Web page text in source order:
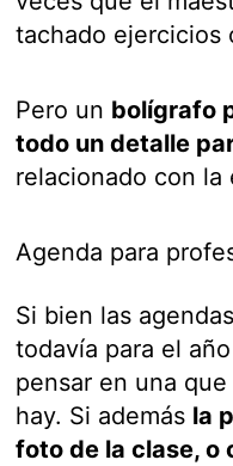
tachado ejercicios
Pero un bolígrafo
todo un detalle
relacionado con la
Agenda para
Si bien las
todavía para el
pensar en una
hay. Si además la
foto de la clase, o